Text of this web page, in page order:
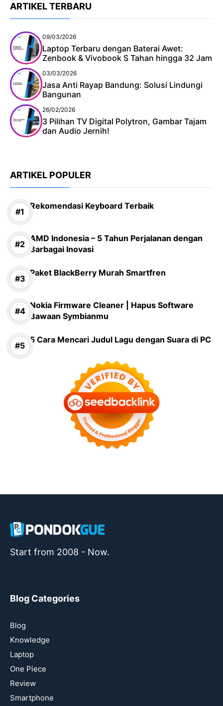
ARTIKEL TERBARU
09/03/2026
Laptop Terbaru dengan Baterai Awet:
Zenbook & Vivobook S Tahan hingga 32 Jam
03/03/2026
Jasa Anti Rayap Bandung: Solusi Lindungi
Bangunan
26/02/2026
3 Pilihan TV Digital Polytron, Gambar Tajam
dan Audio Jernih!
ARTIKEL POPULER
Rekomendasi Keyboard Terbaik
AMD Indonesia – 5 Tahun Perjalanan dengan
Barbagai Inovasi
Paket BlackBerry Murah Smartfren
Nokia Firmware Cleaner | Hapus Software
Bawaan Symbianmu
5 Cara Mencari Judul Lagu dengan Suara di PC
Start from 2008 - Now.
Blog Categories
Blog
Knowledge
Laptop
One Piece
Review
Smartphone